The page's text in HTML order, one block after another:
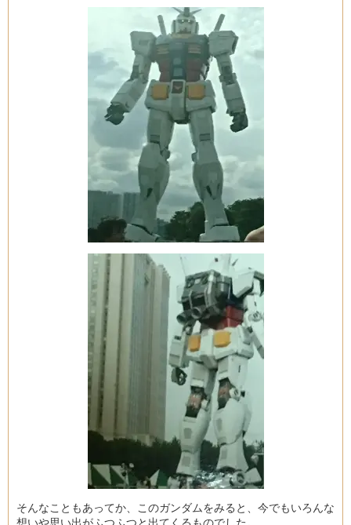
そんなこともあってか、このガンダムをみると、今でもいろんな
想いや思い出がふつふつと出てくるものでした。